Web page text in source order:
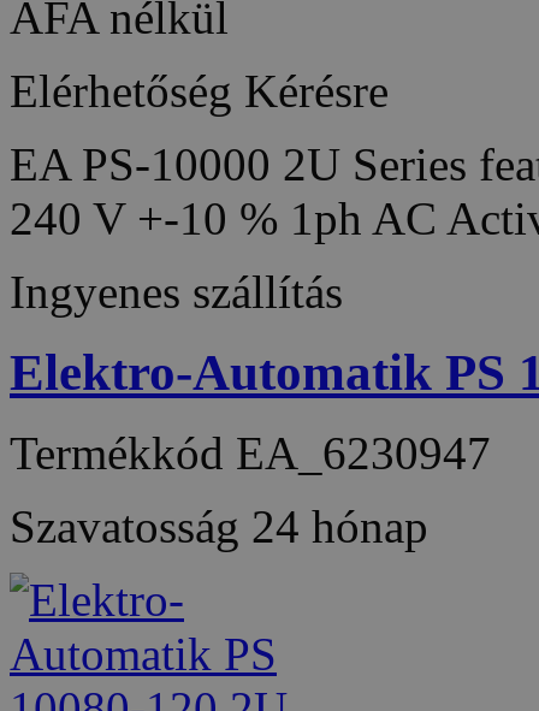
ÁFA nélkül
Elérhetőség Kérésre
EA PS-10000 2U Series
240 V +-10 % 1ph AC
Ingyenes szállítás
Elektro-Automatik PS
Termékkód EA_6230947
Szavatosság 24 hónap